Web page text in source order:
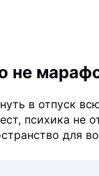
не
в отпуск
психика не
для